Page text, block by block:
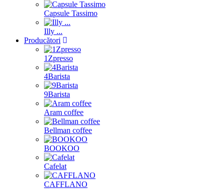
Capsule Tassimo
Illy ...
Producători
1Zpresso
4Barista
9Barista
Aram coffee
Bellman coffee
BOOKOO
Cafelat
CAFFLANO